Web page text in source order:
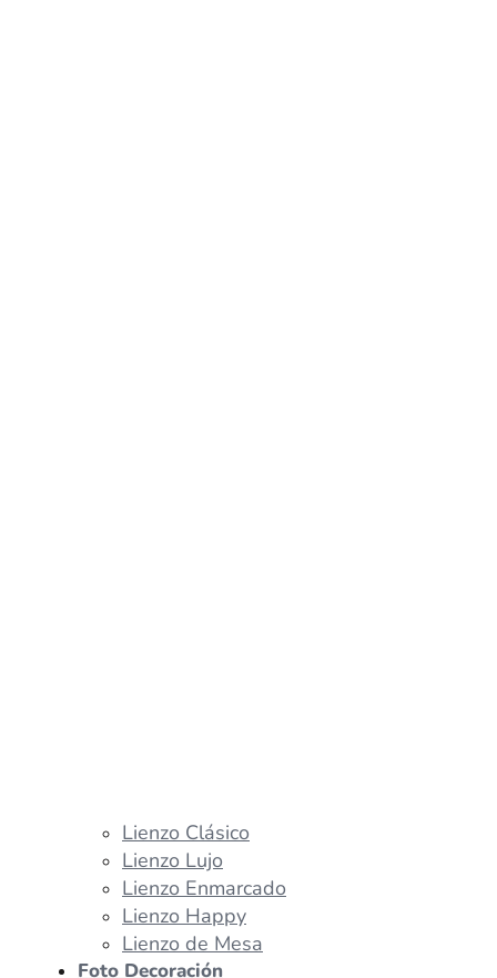
Lienzo Clásico
Lienzo Lujo
Lienzo Enmarcado
Lienzo Happy
Lienzo de Mesa
Foto Decoración